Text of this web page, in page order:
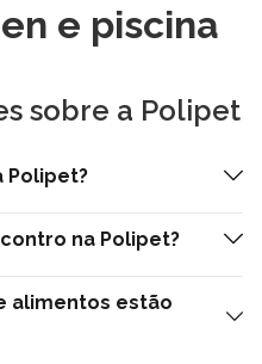
e piscina
sobre a Polipet
Polipet?
na Polipet?
alimentos estão